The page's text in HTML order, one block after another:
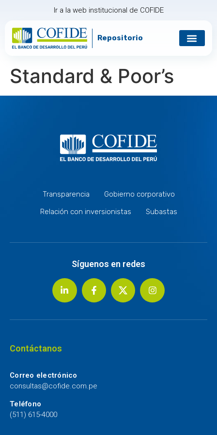
Ir a la web institucional de COFIDE
Repositorio
Standard & Poor’s
Transparencia
Gobierno corporativo
Relación con inversionistas
Subastas
Síguenos en redes
Contáctanos
Correo electrónico
consultas@cofide.com.pe
Teléfono
(511) 615-4000